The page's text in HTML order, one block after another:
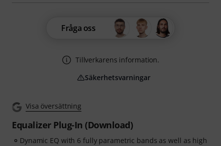
Visa översättning
Equalizer Plug-In (Download)
Dynamic EQ with 6 fully parametric bands as well as high
Fråga oss
Tillverkarens information.
Säkerhetsvarningar